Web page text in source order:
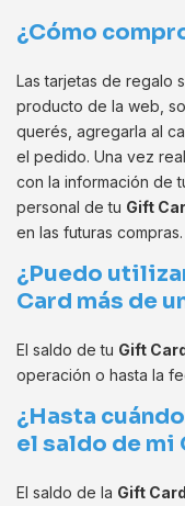
¿Cómo
Las tarjetas de regalo
producto de la web,
querés, agregarla al
el pedido. Una vez
con la información de
personal de tu Gift
en las futuras compras.
¿Puedo
Card más de
El saldo de tu Gift
operación o hasta la
¿Hasta
el saldo de mi
El saldo de la Gift Card